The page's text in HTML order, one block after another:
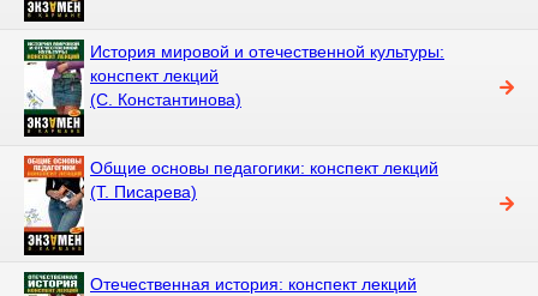
История мировой и отечественной культуры:
конспект лекций
(С. Константинова)
Общие основы педагогики: конспект лекций
(Т. Писарева)
Отечественная история: конспект лекций